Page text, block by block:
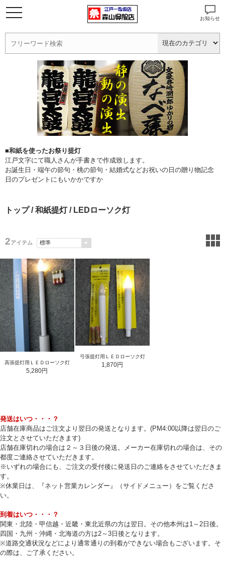
お知らせ
■和紙を使ったお祭り提灯
江戸文字にて職人さんが手書きで作成致します。
お誕生日・端午の節句・桃の節句・結婚式などお祝いの日の贈り物記念
日のプレゼントにもいかかですか
トップ/和紙提灯/ LEDローソク灯
2アイテム
高張提灯用ＬＥＤローソク灯
5,280円
弓張提灯用ＬＥＤローソク灯
1,870円
発送はいつ・・・？
店舗在庫商品はご注文より翌日の発送となります。(PM4:00以降は翌日のご
注文とさせていただきます)
店舗在庫切れの場合は２～３日後の発送。メーカー在庫切れの場合は、その
都度ご連絡させていただきます。
※いずれの場合にも、ご注文の受付後に発送日のご連絡をさせていただきま
す。
※休業日は、『ネット営業カレンダー』（サイドメニュー）をご覧くださ
い。
到着はいつ・・・？
関東・北陸・甲信越・近畿・東北近県の方は翌日。その他本州は1～2日後。
四国・九州・沖縄・北海道の方は2～3日後となります。
※道路交通状況などにより通常通りの到着ができない場合もございます。そ
の際は、ご了承ください。